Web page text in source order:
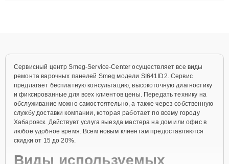
Сервисный центр Smeg-Service-Center осуществляет все виды
ремонта варочных панелей Smeg модели SI641ID2. Сервис
предлагает бесплатную консультацию, высокоточную диагностику
и фиксированные для всех клиентов цены. Передать технику на
обслуживание можно самостоятельно, а также через собственную
службу доставки компании, которая работает по всему городу
Хабаровск. Действует услуга выезда мастера на дом или офис в
любое удобное время. Всем новым клиентам предоставляются
скидки от 15 до 20%.
Виды используемых